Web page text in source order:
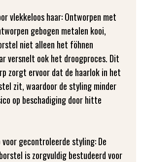
vlekkeloos haar: Ontworpen met
gebogen metalen kooi,
niet alleen het föhnen
versnelt ook het droogproces. Dit
zorgt ervoor dat de haarlok in het
zit, waardoor de styling minder
op beschadiging door hitte
gecontroleerde styling: De
is zorgvuldig bestudeerd voor